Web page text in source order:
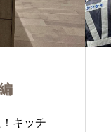
キッチ